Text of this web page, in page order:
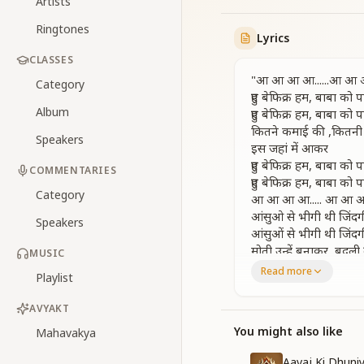
Ringtones
CLASSES
Category
Album
Speakers
COMMENTARIES
Category
Speakers
MUSIC
Playlist
AVYAKT
Mahavakya
Lyrics
"आ आ आ आ......आ आ
हुए बेफिक्र हम, बाबा को
हुए बेफिक्र हम, बाबा को
कितने कमाई की
इस जहां में आकर
हुए बेफिक्र हम, बाबा को
हुए बेफिक्र हम, बाबा को
आ आ आ आ..... आ आ आ
आंसुओ से भीगी थी
आंसुओं से भीगी थी
मोती उन्हें बनाकर, बदली
डूबती कश्ती को ,बचाया
आ आ आ आ ......आ आ आ
Read more
You might also like